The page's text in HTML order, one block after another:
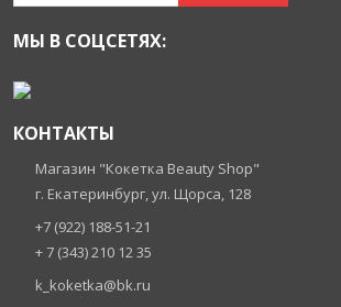
МЫ В СОЦСЕТЯХ:
КОНТАКТЫ
Магазин "Кокетка Beauty Shop"
г. Екатеринбург, ул. Щорса, 128
+7 (922) 188-51-21
+ 7 (343) 210 12 35
k_koketka@bk.ru